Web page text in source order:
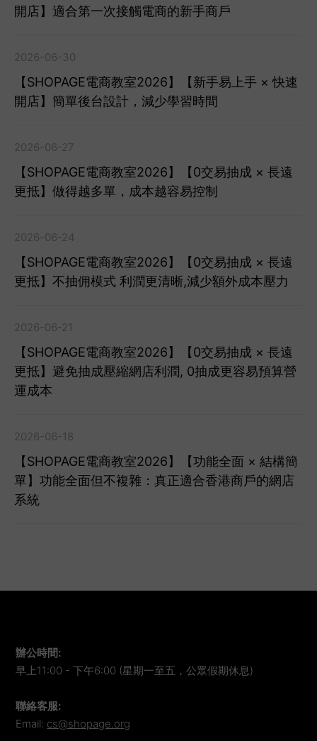
開店】適合第一次接觸電商的新手商戶
2026-06-30
【SHOPAGE電商教室2026】【新手易上手 × 快速
開店】簡單後台設計，減少學習時間
2026-06-27
【SHOPAGE電商教室2026】【0交易抽成 × 長遠
更抵】做得越多單，成本越容易控制
2026-06-24
【SHOPAGE電商教室2026】【0交易抽成 × 長遠
更抵】不抽佣模式 利潤更清晰,減少額外成本壓力
2026-06-21
【SHOPAGE電商教室2026】【0交易抽成 × 長遠
更抵】避免抽成壓縮網店利潤, 0抽成更容易預算營
運成本
2026-06-18
【SHOPAGE電商教室2026】【功能全面 × 結構簡
單】功能全面但不複雜：真正適合香港商戶的網店
系統
辦公時間:
早上11:00 - 下午6:00 (星期一至五，公眾假期休息)
聯絡客服:
Email: cs@shopage.org